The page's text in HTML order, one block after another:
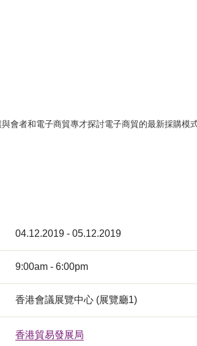
會者和電子商貿專才探討電子商貿的最新採購
04.12.2019 - 05.12.2019
9:00am - 6:00pm
香港會議展覽中心 (展覽廳1)
香港貿易發展局